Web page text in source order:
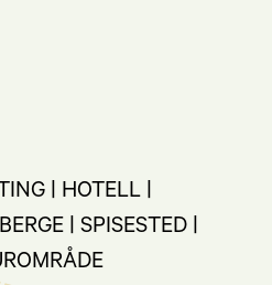
| HOTELL |
| SPISESTED |